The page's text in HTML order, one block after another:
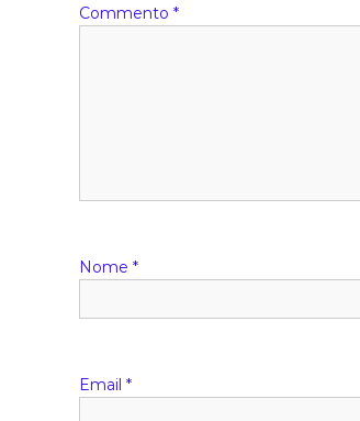
o
e
r
Commento *
Nome *
Email *